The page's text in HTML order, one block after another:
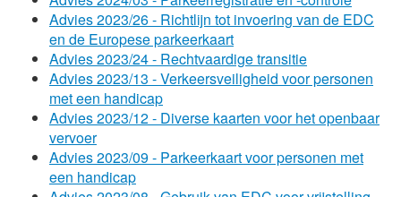
Advies 2023/26 - Richtlijn tot invoering van de EDC
en de Europese parkeerkaart
Advies 2023/24 - Rechtvaardige transitie
Advies 2023/13 - Verkeersveiligheid voor personen
met een handicap
Advies 2023/12 - Diverse kaarten voor het openbaar
vervoer
Advies 2023/09 - Parkeerkaart voor personen met
een handicap